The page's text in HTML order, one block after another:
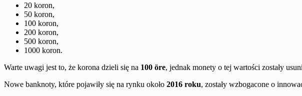
20 koron,
50 koron,
100 koron,
200 koron,
500 koron,
1000 koron.
Warte uwagi jest to, że korona dzieli się na 100 öre, jednak monety o tej wartości zostały
Nowe banknoty, które pojawiły się na rynku około 2016 roku, zostały wzbogacone o